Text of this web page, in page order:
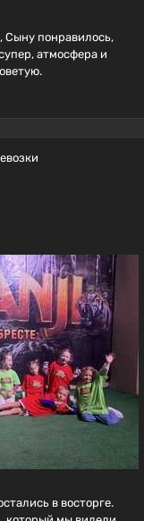
Сыну понравилось,
атмосфера и
советую.
в восторге.